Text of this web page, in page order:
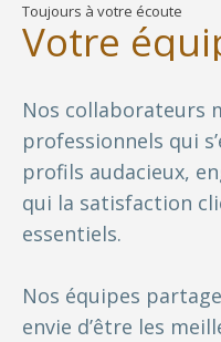
Toujours à votre écoute
Votre
Nos collaborateurs
professionnels qui
profils audacieux,
qui la satisfaction
essentiels.
Nos équipes
envie d’être les